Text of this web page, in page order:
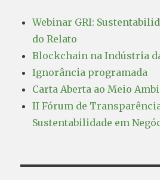
Webinar GRI:
do Relato
Blockchain na Indústria
Ignorância programada
Carta Aberta ao Meio
II Fórum de
Sustentabilidade em